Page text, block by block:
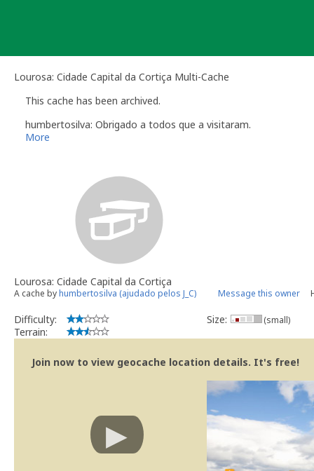
Lourosa: Cidade Capital da Cortiça Multi-Cache
This cache has been archived.
humbertosilva: Obrigado a todos que a visitaram.
More
Lourosa: Cidade Capital da Cortiça
A cache byhumbertosilva (ajudado pelos J_C) Message this owner
Difficulty:
Terrain:
Size: (small)
Join now to view geocache location details. It's free!